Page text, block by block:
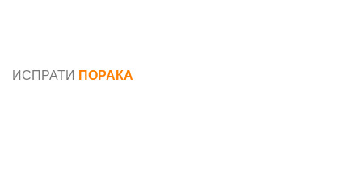
ИСПРАТИ ПОРАКА